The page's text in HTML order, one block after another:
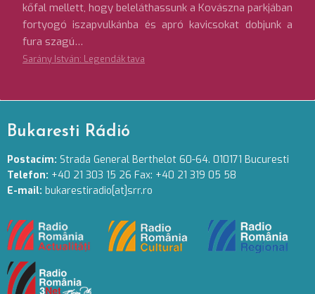
kőfal mellett, hogy beleláthassunk a Kovászna parkjában
fortyogó iszapvulkánba és apró kavicsokat dobjunk a
fura szagú…
Sarány István: Legendák tava
Bukaresti Rádió
Postacím: Strada General Berthelot 60-64. 010171 Bucuresti
Telefon: +40 21 303 15 26 Fax: +40 21 319 05 58
E-mail: bukarestiradio[at]srr.ro